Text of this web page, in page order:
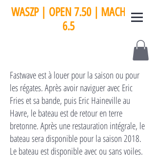
WASZP| OPEN 7.50 | MACH
6.5
Fastwave est à louer pour la saison ou pour
les régates. Après avoir naviguer avec Eric
Fries et sa bande, puis Eric Haineville au
Havre, le bateau est de retour en terre
bretonne. Après une restauration intégrale, le
bateau sera disponible pour la saison 2018.
Le bateau est disponible avec ou sans voiles.